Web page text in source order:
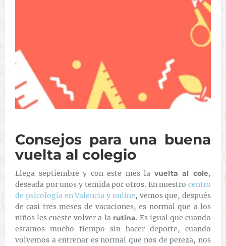
Consejos para una buena
vuelta al colegio
Llega septiembre y con este mes la vuelta al cole,
deseada por unos y temida por otros. En nuestro centro
de psicología en Valencia y online, vemos que, después
de casi tres meses de vacaciones, es normal que a los
niños les cueste volver a la rutina. Es igual que cuando
estamos mucho tiempo sin hacer deporte, cuando
volvemos a entrenar es normal que nos de pereza, nos